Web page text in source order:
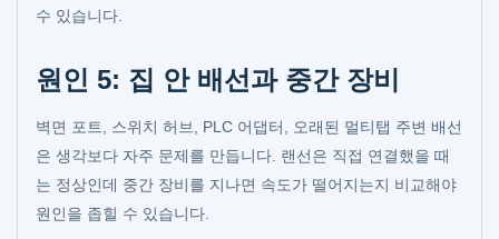
수 있습니다.
원인 5: 집 안 배선과 중간 장비
벽면 포트, 스위치 허브, PLC 어댑터, 오래된 멀티탭 주변 배선
은 생각보다 자주 문제를 만듭니다. 랜선은 직접 연결했을 때
는 정상인데 중간 장비를 지나면 속도가 떨어지는지 비교해야
원인을 좁힐 수 있습니다.